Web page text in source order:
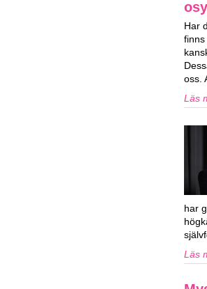
Har
oss.
Läs
har
Läs